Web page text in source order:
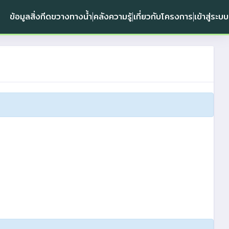
ข้อมูลสิ่งกีดขวางทางน้ำ คลังความรู้เกี่ยวกับโครงการ เข้าสู่ระบบ